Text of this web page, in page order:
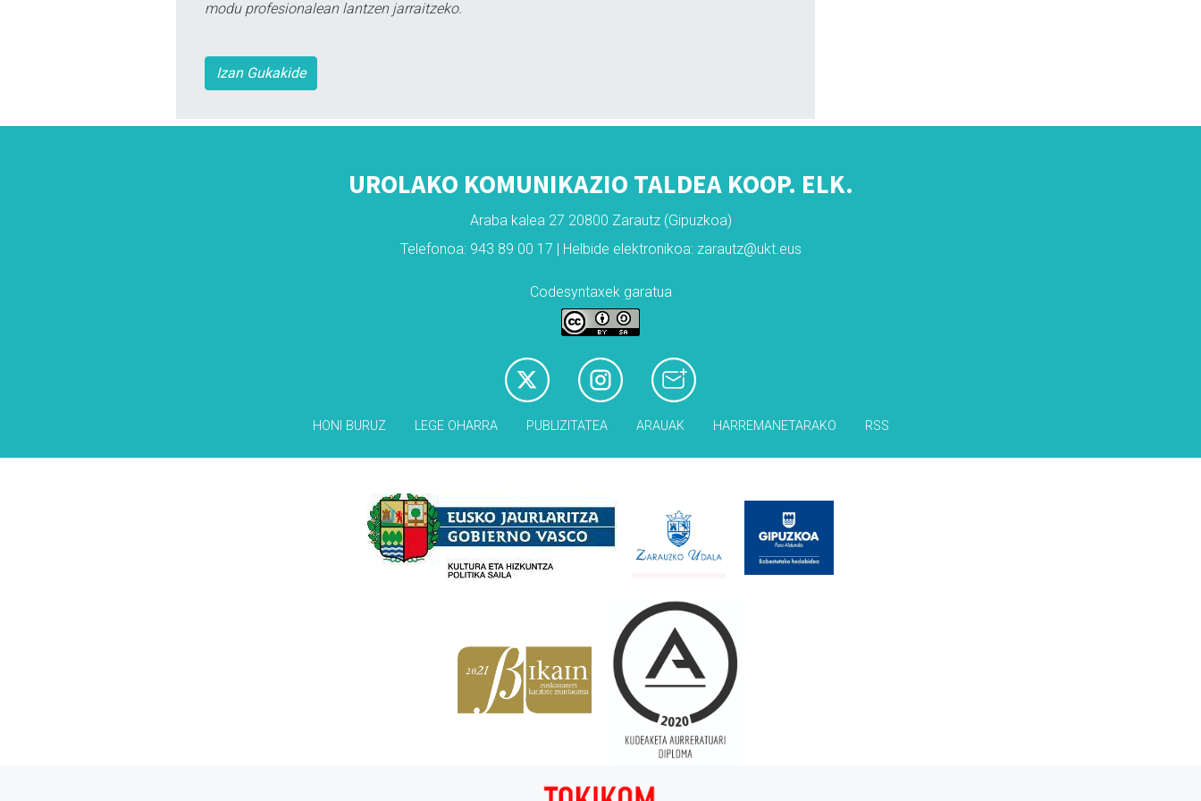
modu profesionalean lantzen jarraitzeko.
Izan Gukakide
UROLAKO KOMUNIKAZIO TALDEA KOOP. ELK.
Araba kalea 27 20800 Zarautz (Gipuzkoa)
Telefonoa: 943 89 00 17 | Helbide elektronikoa: zarautz@ukt.eus
Codesyntaxek garatua
HONI BURUZ LEGE OHARRA PUBLIZITATEA ARAUAK HARREMANETARAKO RSS